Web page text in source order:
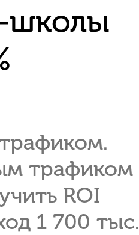
школы
трафиком
ROI
1 700 тыс.